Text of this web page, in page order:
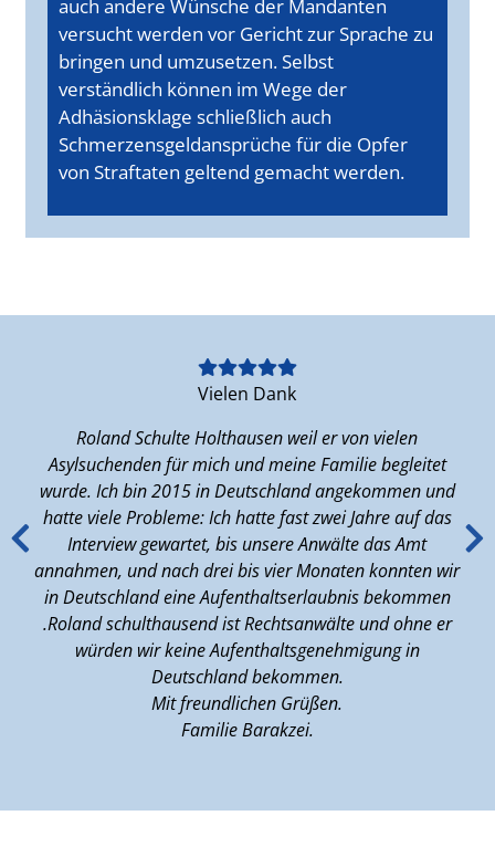
auch andere Wünsche der Mandanten
versucht werden vor Gericht zur Sprache zu
bringen und umzusetzen. Selbst
verständlich können im Wege der
Adhäsionsklage schließlich auch
Schmerzensgeldansprüche für die Opfer
von Straftaten geltend gemacht werden.
Vielen Dank
Roland Schulte Holthausen weil er von vielen
Asylsuchenden für mich und meine Familie begleitet
wurde. Ich bin 2015 in Deutschland angekommen und
hatte viele Probleme: Ich hatte fast zwei Jahre auf das
Interview gewartet, bis unsere Anwälte das Amt
annahmen, und nach drei bis vier Monaten konnten wir
in Deutschland eine Aufenthaltserlaubnis bekommen
.Roland schulthausend ist Rechtsanwälte und ohne er
würden wir keine Aufenthaltsgenehmigung in
Deutschland bekommen.
Mit freundlichen Grüßen.
Familie Barakzei.